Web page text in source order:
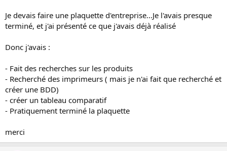
Je devais faire une plaquette d'entreprise...Je l'avais presque
terminé, et j'ai présenté ce que j'avais déjà réalisé
Donc j'avais :
- Fait des recherches sur les produits
- Recherché des imprimeurs ( mais je n'ai fait que recherché et
créer une BDD)
- créer un tableau comparatif
- Pratiquement terminé la plaquette
merci